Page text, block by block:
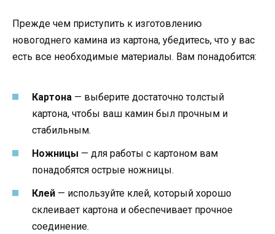
Прежде чем приступить к изготовлению
новогоднего камина из картона, убедитесь, что у вас
есть все необходимые материалы. Вам понадобится:
Картона — выберите достаточно толстый
картона, чтобы ваш камин был прочным и
стабильным.
Ножницы — для работы с картоном вам
понадобятся острые ножницы.
Клей — используйте клей, который хорошо
склеивает картона и обеспечивает прочное
соединение.